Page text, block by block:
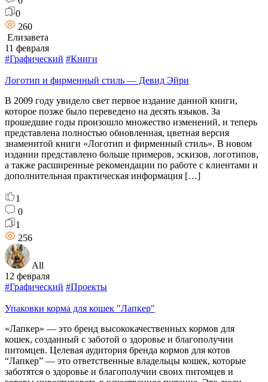
0
260
Елизавета
11 февраля
#Графический #Книги
Логотип и фирменный стиль — Девид Эйри
В 2009 году увидело свет первое издание данной книги,
которое позже было переведено на десять языков. За
прошедшие годы произошло множество изменений, и теперь
представлена полностью обновленная, цветная версия
знаменитой книги «Логотип и фирменный стиль». В новом
издании представлено больше примеров, эскизов, логотипов,
а также расширенные рекомендации по работе с клиентами и
дополнительная практическая информация […]
1
0
1
256
All
12 февраля
#Графический #Проекты
Упаковки корма для кошек "Лапкер"
«Лапкер» — это бренд высококачественных кормов для
кошек, созданный с заботой о здоровье и благополучии
питомцев. Целевая аудитория бренда кормов для котов
“Лапкер” — это ответственные владельцы кошек, которые
заботятся о здоровье и благополучии своих питомцев и